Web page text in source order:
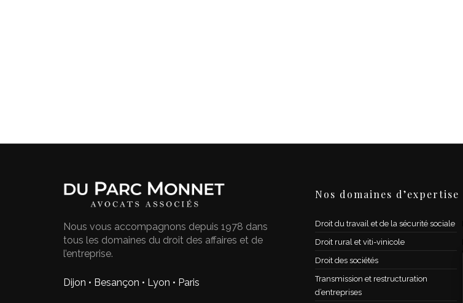
Nous vous accompagnons depuis 1978 dans
tous les domaines du droit des affaires et de
l’entreprise.
Dijon • Besançon • Lyon • Paris
Nos domaines d’expertise
Droit du travail et de la sécurité sociale
Droit rural et viti-vinicole
Droit des sociétés
Transmission et restructuration
d’entreprises